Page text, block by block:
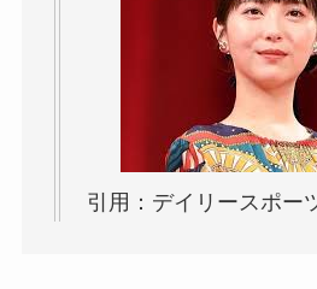
引用：デイリースポー